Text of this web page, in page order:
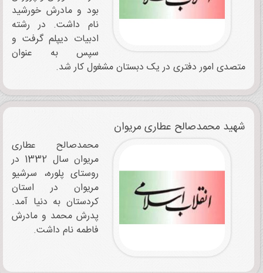
بود و مادرش خورشید
نام داشت. در رشته
ادبیات دیپلم گرفت و
سپس به عنوان
متصدی امور دفتری در یک دبستان مشغول کار شد.
شهید محمدصالح عطاری ‌مریوان ‌
محمدصالح عطاری
‌مریوان سال 1332 در
روستای پلوره، سرشیو
مریوان در استان
کردستان به دنیا آمد.
پدرش محمد و مادرش
فاطمه نام داشت.